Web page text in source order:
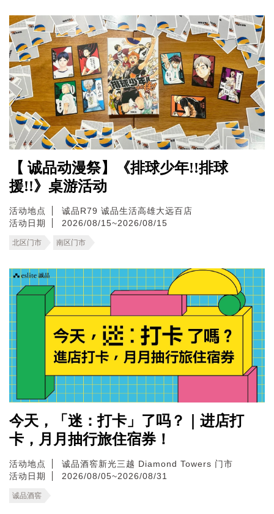
【 诚品动漫祭】《排球少年!!排球
援!!》桌游活动
活动地点 诚品R79 诚品生活高雄大远百店
活动日期
2026/08/15~2026/08/15
北区门市 南区门市
今天，「迷：打卡」了吗？｜进店打
卡，月月抽行旅住宿券！
活动地点
诚品酒窖新光三越 Diamond Towers 门市
活动日期
2026/08/05~2026/08/31
诚品酒窖